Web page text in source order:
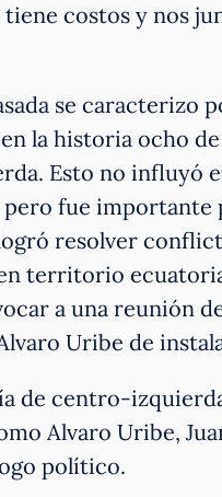
costos y nos
se caracterizo
la historia ocho
Esto no influyó
fue importante
resolver
territorio
a una reunión
Uribe de
de centro-
Alvaro Uribe,
político.